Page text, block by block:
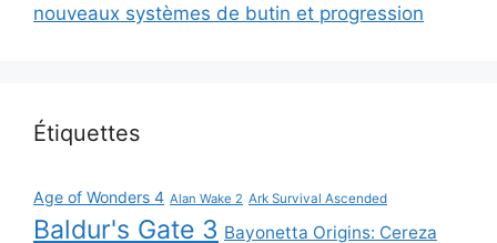
nouveaux systèmes de butin et progression
Étiquettes
Age of Wonders 4 Alan Wake 2 Ark Survival Ascended
Baldur's Gate 3 Bayonetta Origins: Cereza